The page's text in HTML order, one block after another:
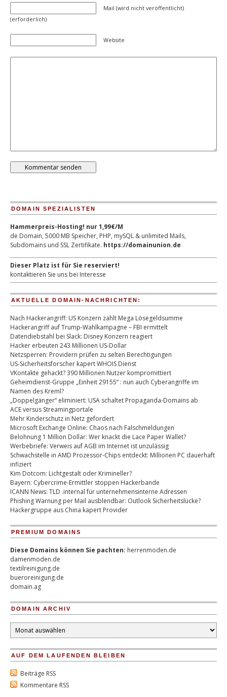
Mail (wird nicht veröffentlicht)
(erforderlich)
Website
DOMAIN SPEZIALISTEN
Hammerpreis-Hosting! nur 1,99€/M
de Domain, 5000 MB Speicher, PHP, mySQL & unlimited Mails,
Subdomains und SSL Zertifikate. https://domainunion.de
Dieser Platz ist für Sie reserviert!
kontaktieren Sie uns bei Interesse
AKTUELLE DOMAIN-NACHRICHTEN:
Nach Hackerangriff: US Konzern zahlt Mega Lösegeldsumme
Hackerangriff auf Trump-Wahlkampagne – FBI ermittelt
Datendiebstahl bei Slack: Disney Konzern reagiert
Hacker erbeuten 243 Millionen US-Dollar
Netzsperren: Providern prüfen zu selten Berechtigungen
US-Sicherheitsforscher kapert WHOIS Dienst
VKontakte gehackt? 390 Millionen Nutzer kompromittiert
Geheimdienst-Gruppe „Einheit 29155“ : nun auch Cyberangriffe im
Namen des Kreml?
„Doppelgänger“ eliminiert: USA schaltet Propaganda-Domains ab
ACE versus Streamingportale
Mehr Kinderschutz in Netz gefordert
Microsoft Exchange Online: Chaos nach Falschmeldungen
Belohnung 1 Million Dollar: Wer knackt die Lace Paper Wallet?
Werbebriefe: Verweis auf AGB im Internet ist unzulässig
Schwachstelle in AMD Prozessor-Chips entdeckt: Millionen PC dauerhaft
infiziert
Kim Dotcom: Lichtgestalt oder Krimineller?
Bayern: Cybercrime-Ermittler stoppen Hackerbande
ICANN News: TLD .internal für unternehmensinterne Adressen
Phishing Warnung per Mail ausblendbar: Outlook Sicherheitslücke?
Hackergruppe aus China kapert Provider
PREMIUM DOMAINS
Diese Domains können Sie pachten: herrenmoden.de
damenmoden.de
textilreinigung.de
bueroreinigung.de
domain.ag
DOMAIN ARCHIV
Domain
Archiv
AUF DEM LAUFENDEN BLEIBEN
Beiträge RSS
Kommentare RSS